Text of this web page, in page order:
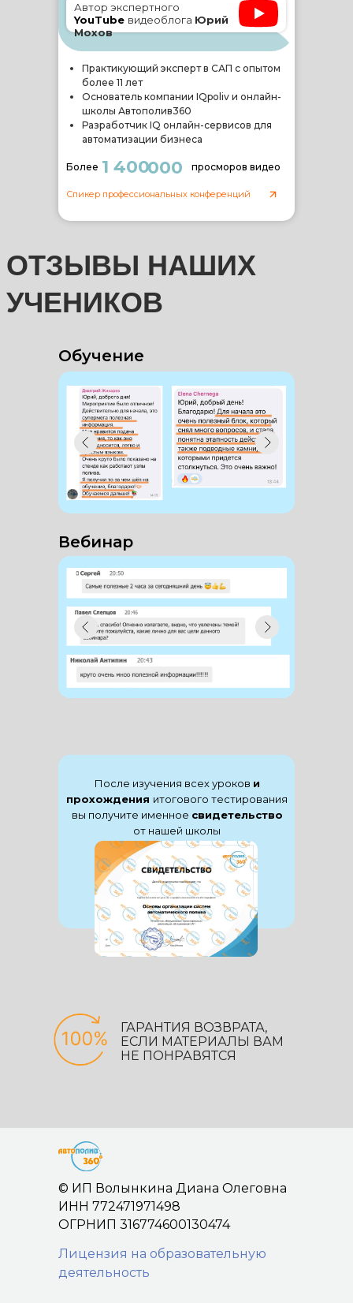
Автор экспертного
YouTube видеоблога Юрий
Мохов
Практикующий эксперт в САП с опытом
более 11 лет
Основатель компании IQpoliv и онлайн-
школы Автополив360
Разработчик IQ онлайн-сервисов для
автоматизации бизнеса
Более 1 400 просморов видео
000
Спикер профессиональных конференций
Вебинар
Обучение
После изучения всех уроков и
прохождения итогового тестирования
вы получите именное свидетельство
от нашей школы
ГАРАНТИЯ ВОЗВРАТА,
ЕСЛИ МАТЕРИАЛЫ ВАМ
НЕ ПОНРАВЯТСЯ
© ИП Волынкина Диана Олеговна
ИНН 772471971498
ОГРНИП 316774600130474
Лицензия на образовательную
деятельность